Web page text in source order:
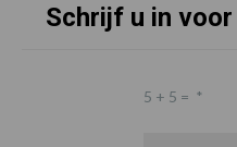
Schrijf u in
5 + 5 = *